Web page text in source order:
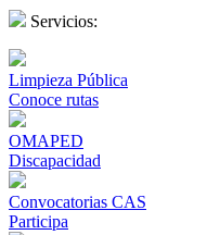
Servicios:
Limpieza Pública
Conoce rutas
OMAPED
Discapacidad
Convocatorias CAS
Participa